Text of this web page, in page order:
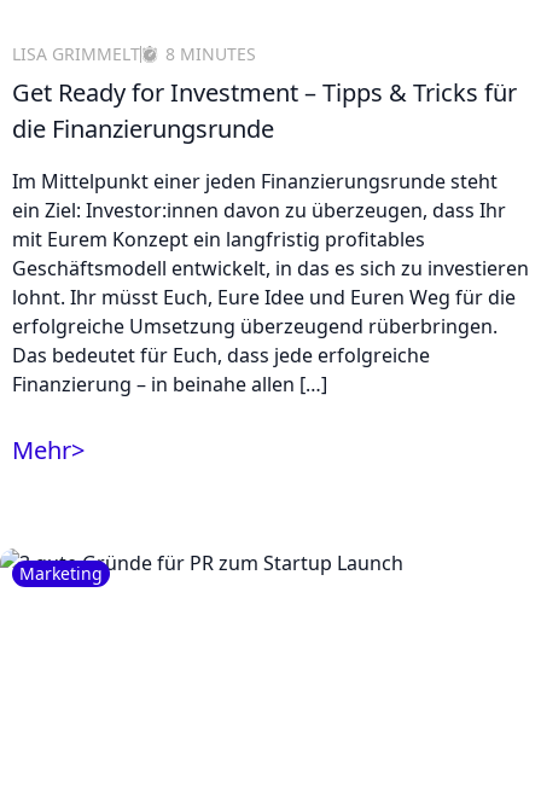
LISA GRIMMELT 8 MINUTES
Get Ready for Investment – Tipps & Tricks für
die Finanzierungsrunde
Im Mittelpunkt einer jeden Finanzierungsrunde steht
ein Ziel: Investor:innen davon zu überzeugen, dass Ihr
mit Eurem Konzept ein langfristig profitables
Geschäftsmodell entwickelt, in das es sich zu investieren
lohnt. Ihr müsst Euch, Eure Idee und Euren Weg für die
erfolgreiche Umsetzung überzeugend rüberbringen.
Das bedeutet für Euch, dass jede erfolgreiche
Finanzierung – in beinahe allen […]
Mehr>
Marketing